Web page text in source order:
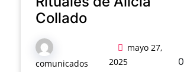
Collado
comunicados
mayo 27,
2025
0